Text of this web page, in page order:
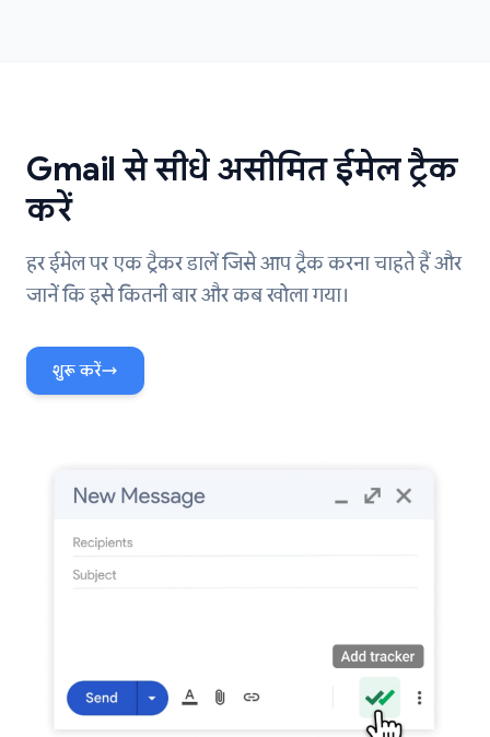
Gmail से सीधे असीमित ईमेल ट्रैक
करें
हर ईमेल पर एक ट्रैकर डालें जिसे आप ट्रैक करना चाहते हैं और
जानें कि इसे कितनी बार और कब खोला गया।
शुरू करें